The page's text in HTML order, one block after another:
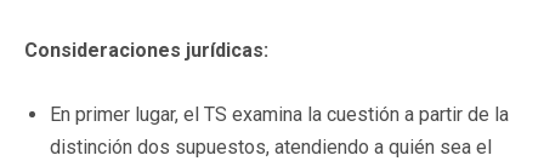
Consideraciones jurídicas:
En primer lugar, el TS examina la cuestión a partir de la
distinción dos supuestos, atendiendo a quién sea el